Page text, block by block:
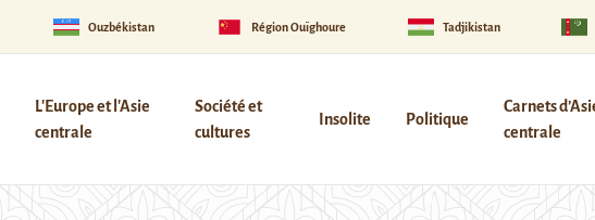
Ouzbékistan Région Ouïghoure Tadjikistan
L'Europe et l'Asie
centrale
Société et
cultures
Insolite Politique
Carnets
centrale